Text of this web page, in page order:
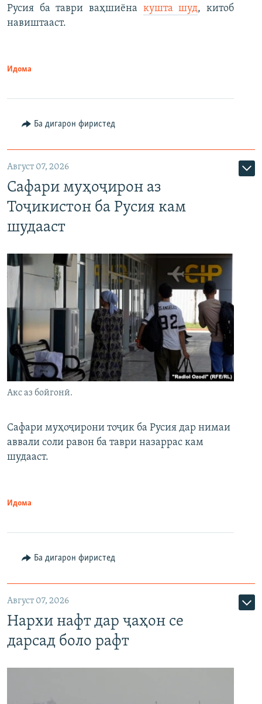
Русия ба таври ваҳшиёна кушта шуд, китоб
навиштааст.
Идома
Ба дигарон фиристед
Август 07, 2026
Сафари муҳоҷирон аз
Тоҷикистон ба Русия кам
шудааст
Акс аз бойгонӣ.
Сафари муҳоҷирони тоҷик ба Русия дар нимаи
аввали соли равон ба таври назаррас кам
шудааст.
Идома
Ба дигарон фиристед
Август 07, 2026
Нархи нафт дар ҷаҳон се
дарсад боло рафт